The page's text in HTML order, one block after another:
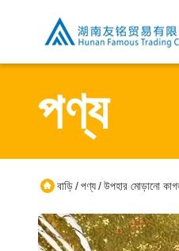
পণ্য
বাড়ি/পণ্য/উপহার মোড়ানো